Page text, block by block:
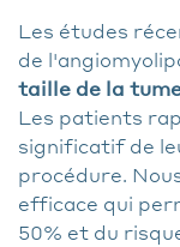
Les études
de
taille de la
Les patients
significatif de
procédure.
efficace qui
50% et du